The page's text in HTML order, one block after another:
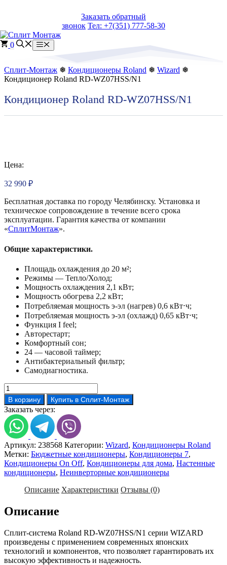
Заказать обратный
звонок Тел: +7(351) 777-58-30
0 Меню
Сплит-Монтаж ❅ Кондиционеры Roland ❅ Wizard ❅
Кондиционер Roland RD-WZ07HSS/N1
Кондиционер Roland RD-WZ07HSS/N1
Цена:
32 990 ₽
Бесплатная доставка по городу Челябинску. Установка и
техническое сопровождение в течение всего срока
эксплуатации. Гарантия качества от компании
«СплитМонтаж».
Общие характеристики.
Площадь охлаждения до 20 м²;
Режимы — Тепло/Холод;
Мощность охлаждения 2,1 кВт;
Мощность обогрева 2,2 кВт;
Потребляемая мощность э-эл (нагрев) 0,6 кВт⋅ч;
Потребляемая мощность э-эл (охлажд) 0,65 кВт⋅ч;
Функция I feel;
Авторестарт;
Комфортный сон;
24 — часовой таймер;
Антибактериальный фильтр;
Самодиагностика.
Количество
товара
Кондиционер
Roland
RD-
WZ07HSS/N1
В корзину Купить в Сплит-Монтаж
Заказать через:
Артикул: 238568 Категории: Wizard, Кондиционеры Roland
Метки: Бюджетные кондиционеры, Кондиционеры 7,
Кондиционеры On Off, Кондиционеры для дома, Настенные
кондиционеры, Неинверторные кондиционеры
Описание Характеристики Отзывы (0)
Описание
Сплит-система Roland RD-WZ07HSS/N1 серии WIZARD
произведены с применением современных японских
технологий и компонентов, что позволяет гарантировать их
высокую эффективность и надежность.